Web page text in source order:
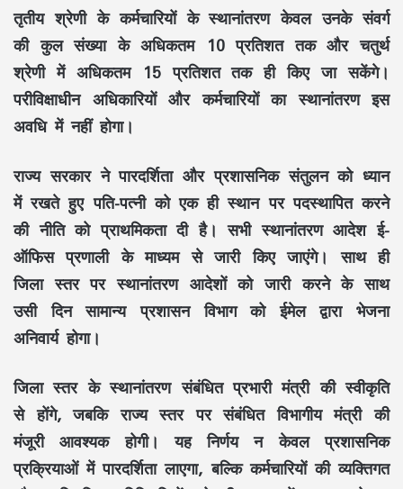
तृतीय श्रेणी के कर्मचारियों के स्थानांतरण केवल उनके संवर्ग
की कुल संख्या के अधिकतम 10 प्रतिशत तक और चतुर्थ
श्रेणी में अधिकतम 15 प्रतिशत तक ही किए जा सकेंगे।
परीविक्षाधीन अधिकारियों और कर्मचारियों का स्थानांतरण इस
अवधि में नहीं होगा।
राज्य सरकार ने पारदर्शिता और प्रशासनिक संतुलन को ध्यान
में रखते हुए पति-पत्नी को एक ही स्थान पर पदस्थापित करने
की नीति को प्राथमिकता दी है। सभी स्थानांतरण आदेश ई-
ऑफिस प्रणाली के माध्यम से जारी किए जाएंगे। साथ ही
जिला स्तर पर स्थानांतरण आदेशों को जारी करने के साथ
उसी दिन सामान्य प्रशासन विभाग को ईमेल द्वारा भेजना
अनिवार्य होगा।
जिला स्तर के स्थानांतरण संबंधित प्रभारी मंत्री की स्वीकृति
से होंगे, जबकि राज्य स्तर पर संबंधित विभागीय मंत्री की
मंजूरी आवश्यक होगी। यह निर्णय न केवल प्रशासनिक
प्रक्रियाओं में पारदर्शिता लाएगा, बल्कि कर्मचारियों की व्यक्तिगत